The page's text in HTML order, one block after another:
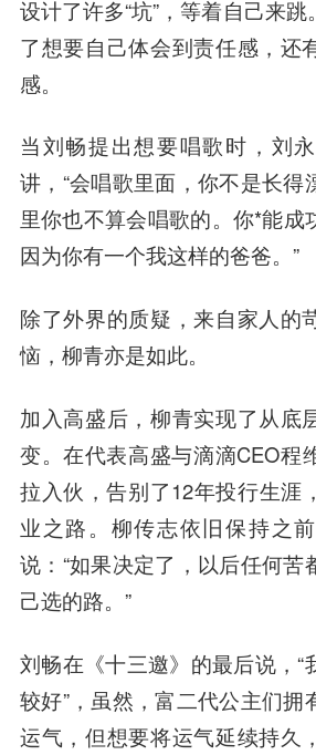
设计了许多“坑”，等着自己来
了想要自己体会到责任感，还
感。
当刘畅提出想要唱歌时，刘
讲，“会唱歌里面，你不是长得
里你也不算会唱歌的。你*能成
因为你有一个我这样的爸爸。”
除了外界的质疑，来自家人的
恼，柳青亦是如此。
加入高盛后，柳青实现了从底
变。在代表高盛与滴滴CEO程
拉入伙，告别了12年投行生涯
业之路。柳传志依旧保持之
说：“如果决定了，以后任何苦
己选的路。”
刘畅在《十三邀》的最后说，“
较好”，虽然，富二代公主们拥
运气，但想要将运气延续持久